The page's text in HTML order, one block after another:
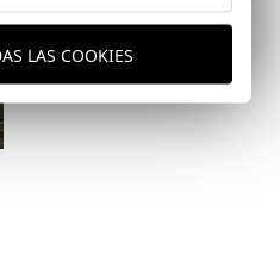
LAS COOKIES